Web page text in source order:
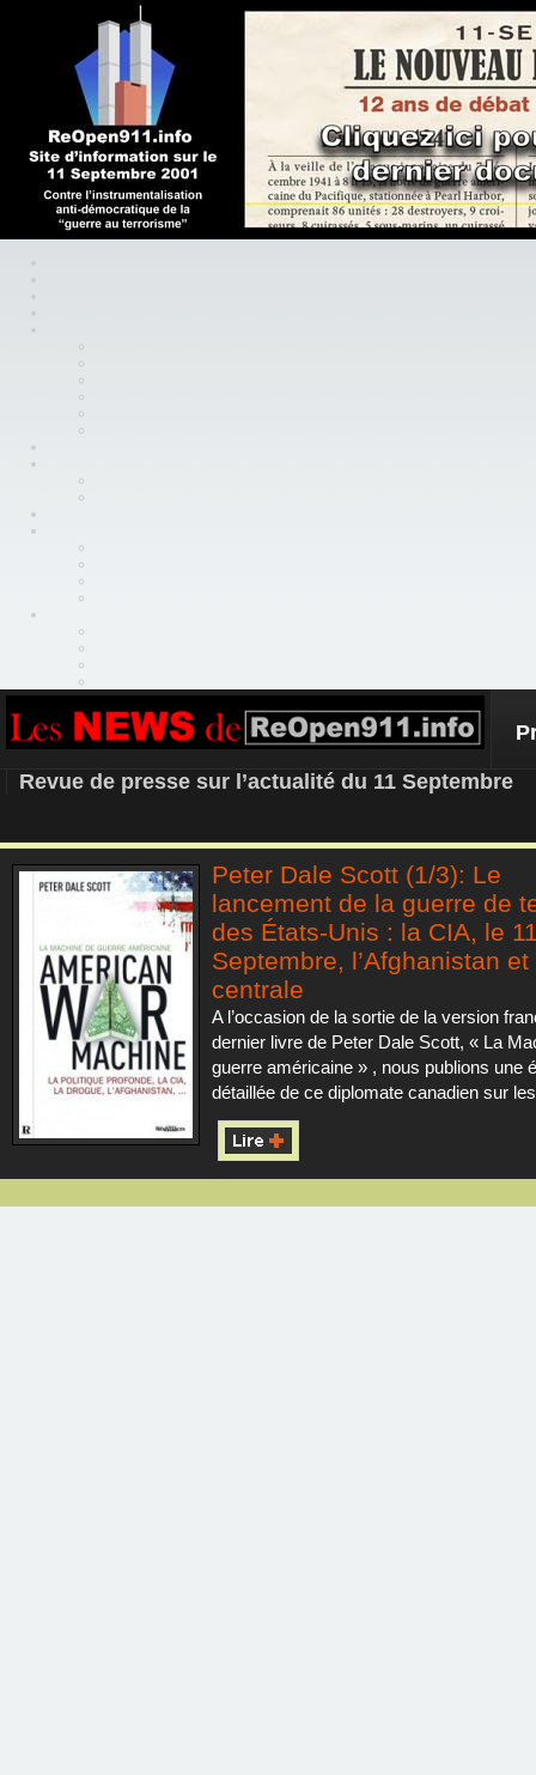
REOPEN911 – NEWS
Revue de presse sur l’actualité du 11 Septembre
Peter Dale Scott (1/3): Le
lancement de la guerre de
des États-Unis : la CIA, le
Septembre, l’Afghanistan et
centrale
A l’occasion de la sortie de la version
dernier livre de Peter Dale Scott, « La
guerre américaine » , nous publions une
détaillée de ce diplomate canadien sur